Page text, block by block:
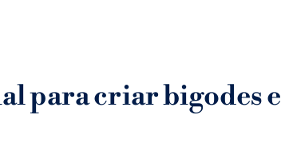
para criar bigodes e